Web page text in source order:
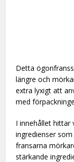
Detta
längre och
extra lyxigt att
med
I innehållet hittar
ingredienser
fransarna
stärkande